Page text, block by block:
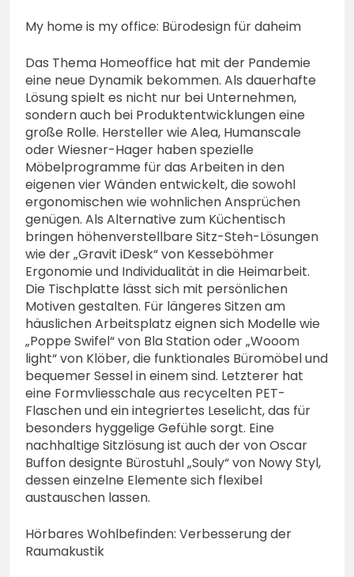
My home is my office: Bürodesign für daheim
Das Thema Homeoffice hat mit der Pandemie
eine neue Dynamik bekommen. Als dauerhafte
Lösung spielt es nicht nur bei Unternehmen,
sondern auch bei Produktentwicklungen eine
große Rolle. Hersteller wie Alea, Humanscale
oder Wiesner-Hager haben spezielle
Möbelprogramme für das Arbeiten in den
eigenen vier Wänden entwickelt, die sowohl
ergonomischen wie wohnlichen Ansprüchen
genügen. Als Alternative zum Küchentisch
bringen höhenverstellbare Sitz-Steh-Lösungen
wie der „Gravit iDesk“ von Kesseböhmer
Ergonomie und Individualität in die Heimarbeit.
Die Tischplatte lässt sich mit persönlichen
Motiven gestalten. Für längeres Sitzen am
häuslichen Arbeitsplatz eignen sich Modelle wie
„Poppe Swifel“ von Bla Station oder „Wooom
light“ von Klöber, die funktionales Büromöbel und
bequemer Sessel in einem sind. Letzterer hat
eine Formvliesschale aus recycelten PET-
Flaschen und ein integriertes Leselicht, das für
besonders hyggelige Gefühle sorgt. Eine
nachhaltige Sitzlösung ist auch der von Oscar
Buffon designte Bürostuhl „Souly“ von Nowy Styl,
dessen einzelne Elemente sich flexibel
austauschen lassen.
Hörbares Wohlbefinden: Verbesserung der
Raumakustik